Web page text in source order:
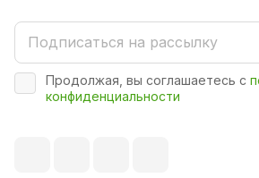
Продолжая, вы соглашаетесь с
конфиденциальности